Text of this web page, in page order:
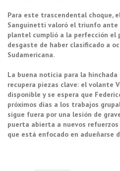
Para este trascendental choque,
Sanguinetti valoró el triunfo ante
plantel cumplió a la perfección el
desgaste de haber clasificado a
Sudamericana.
La buena noticia para la
recupera piezas clave: el volante
disponible y se espera que
próximos días a los trabajos
sigue fuera por una lesión de
puerta abierta a nuevos
que está enfocado en adueñarse